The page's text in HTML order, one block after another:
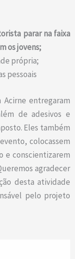
parar na faixa
os jovens;
própria;
pessoais
entregaram
de adesivos e
Eles também
colocassem
e conscientizarem
agradecer
desta atividade
pelo projeto